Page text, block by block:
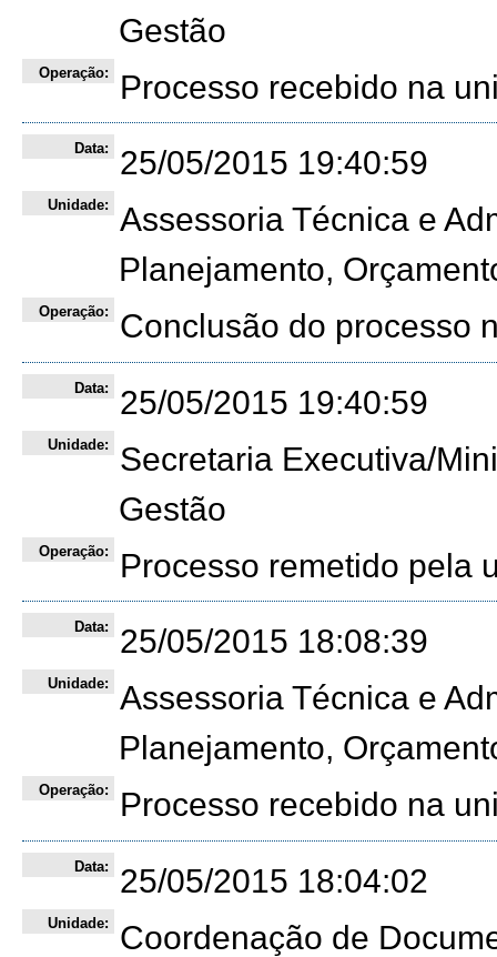
Gestão
Operação: Processo recebido na
Data: 25/05/2015 19:40:59
Unidade:
Assessoria Técnica e
Planejamento,
Operação: Conclusão do processo
Data: 25/05/2015 19:40:59
Unidade:
Secretaria Executiva/
Gestão
Operação: Processo remetido pela
Data: 25/05/2015 18:08:39
Unidade:
Assessoria Técnica e
Planejamento,
Operação: Processo recebido na
Data: 25/05/2015 18:04:02
Unidade:
Coordenação de